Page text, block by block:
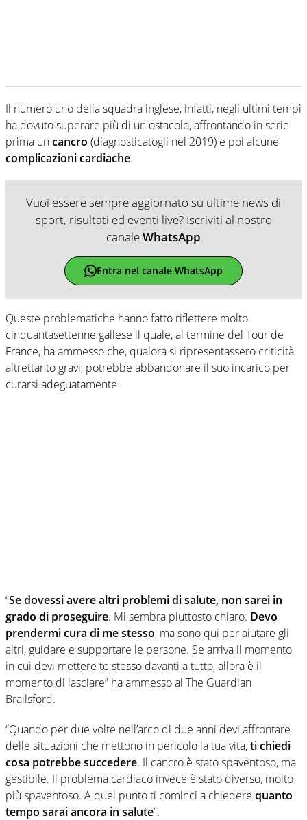
Il numero uno della squadra inglese, infatti, negli ultimi tempi
ha dovuto superare più di un ostacolo, affrontando in serie
prima uncancro (diagnosticatogli nel 2019) e poi alcune
complicazioni cardiache.
Vuoi essere sempre aggiornato su ultime news di
sport, risultati ed eventi live? Iscriviti al nostro
canaleWhatsApp
Entra nel canale WhatsApp
Queste problematiche hanno fatto riflettere molto
cinquantasettenne gallese il quale, al termine del Tour de
France, ha ammesso che, qualora si ripresentassero criticità
altrettanto gravi, potrebbe abbandonare il suo incarico per
curarsi adeguatamente
“Se dovessi avere altri problemi di salute, non sarei in
grado di proseguire. Mi sembra piuttosto chiaro. Devo
prendermi cura di me stesso, ma sono qui per aiutare gli
altri, guidare e supportare le persone. Se arriva il momento
in cui devi mettere te stesso davanti a tutto, allora è il
momento di lasciare” ha ammesso al The Guardian
Brailsford.
“Quando per due volte nell’arco di due anni devi affrontare
delle situazioni che mettono in pericolo la tua vita,ti chiedi
cosa potrebbe succedere. Il cancro è stato spaventoso, ma
gestibile. Il problema cardiaco invece è stato diverso, molto
più spaventoso. A quel punto ti cominci a chiedere quanto
tempo sarai ancora in salute”.